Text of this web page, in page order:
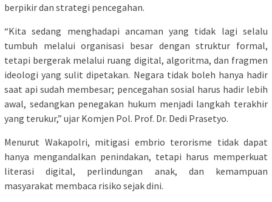
berpikir dan strategi pencegahan.
“Kita sedang menghadapi ancaman yang tidak lagi selalu
tumbuh melalui organisasi besar dengan struktur formal,
tetapi bergerak melalui ruang digital, algoritma, dan fragmen
ideologi yang sulit dipetakan. Negara tidak boleh hanya hadir
saat api sudah membesar; pencegahan sosial harus hadir lebih
awal, sedangkan penegakan hukum menjadi langkah terakhir
yang terukur,” ujar Komjen Pol. Prof. Dr. Dedi Prasetyo.
Menurut Wakapolri, mitigasi embrio terorisme tidak dapat
hanya mengandalkan penindakan, tetapi harus memperkuat
literasi digital, perlindungan anak, dan kemampuan
masyarakat membaca risiko sejak dini.